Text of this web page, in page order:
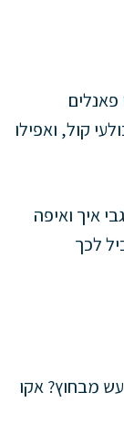
קול, ואפילו
איך ואיפה
לכך
מבחוץ? אקו